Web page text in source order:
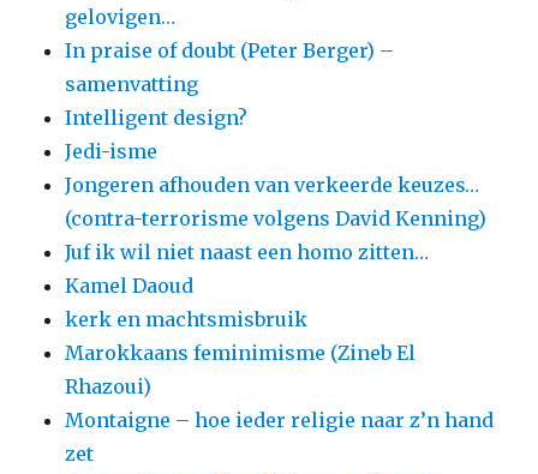
gelovigen…
In praise of doubt (Peter Berger) –
samenvatting
Intelligent design?
Jedi-isme
Jongeren afhouden van verkeerde keuzes…
(contra-terrorisme volgens David Kenning)
Juf ik wil niet naast een homo zitten…
Kamel Daoud
kerk en machtsmisbruik
Marokkaans feminimisme (Zineb El
Rhazoui)
Montaigne – hoe ieder religie naar z’n hand
zet